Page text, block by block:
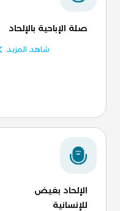
صلة الإباحية بالإلحاد
شاهد المزيد
الإلحاد بغيض
للإنسانية